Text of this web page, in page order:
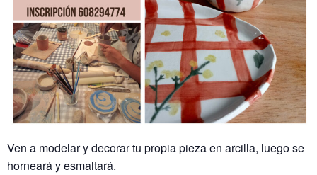
Ven a modelar y decorar tu propia pieza en arcilla, luego se
horneará y esmaltará.